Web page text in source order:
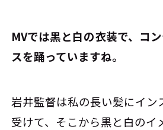
――MVでは黒と白の衣装で、コ
スを踊っていますね。
岩井監督は私の長い髪にイン
受けて、そこから黒と白のイ